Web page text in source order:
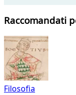
Raccomandati
Filosofia